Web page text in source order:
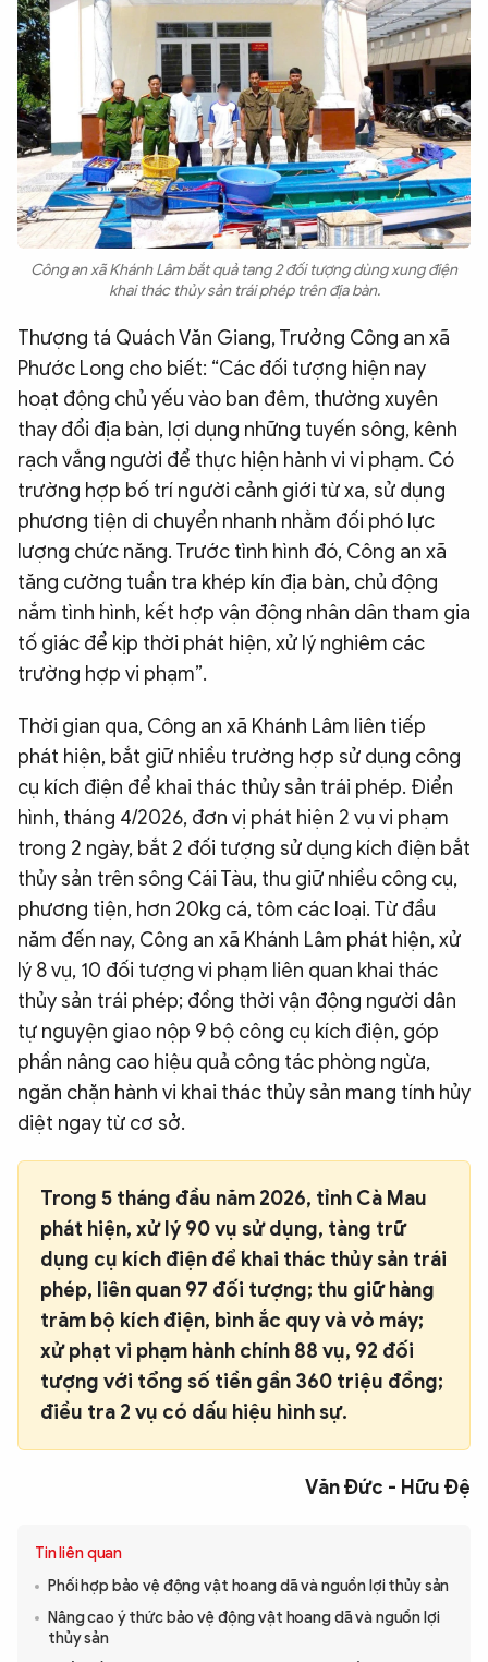
Công an xã Khánh Lâm bắt quả tang 2 đối tượng dùng xung điện
khai thác thủy sản trái phép trên địa bàn.
Thượng tá Quách Văn Giang, Trưởng Công an xã
Phước Long cho biết: “Các đối tượng hiện nay
hoạt động chủ yếu vào ban đêm, thường xuyên
thay đổi địa bàn, lợi dụng những tuyến sông, kênh
rạch vắng người để thực hiện hành vi vi phạm. Có
trường hợp bố trí người cảnh giới từ xa, sử dụng
phương tiện di chuyển nhanh nhằm đối phó lực
lượng chức năng. Trước tình hình đó, Công an xã
tăng cường tuần tra khép kín địa bàn, chủ động
nắm tình hình, kết hợp vận động nhân dân tham gia
tố giác để kịp thời phát hiện, xử lý nghiêm các
trường hợp vi phạm”.
Thời gian qua, Công an xã Khánh Lâm liên tiếp
phát hiện, bắt giữ nhiều trường hợp sử dụng công
cụ kích điện để khai thác thủy sản trái phép. Điển
hình, tháng 4/2026, đơn vị phát hiện 2 vụ vi phạm
trong 2 ngày, bắt 2 đối tượng sử dụng kích điện bắt
thủy sản trên sông Cái Tàu, thu giữ nhiều công cụ,
phương tiện, hơn 20kg cá, tôm các loại. Từ đầu
năm đến nay, Công an xã Khánh Lâm phát hiện, xử
lý 8 vụ, 10 đối tượng vi phạm liên quan khai thác
thủy sản trái phép; đồng thời vận động người dân
tự nguyện giao nộp 9 bộ công cụ kích điện, góp
phần nâng cao hiệu quả công tác phòng ngừa,
ngăn chặn hành vi khai thác thủy sản mang tính hủy
diệt ngay từ cơ sở.
Trong 5 tháng đầu năm 2026, tỉnh Cà Mau
phát hiện, xử lý 90 vụ sử dụng, tàng trữ
dụng cụ kích điện để khai thác thủy sản trái
phép, liên quan 97 đối tượng; thu giữ hàng
trăm bộ kích điện, bình ắc quy và vỏ máy;
xử phạt vi phạm hành chính 88 vụ, 92 đối
tượng với tổng số tiền gần 360 triệu đồng;
điều tra 2 vụ có dấu hiệu hình sự.
Văn Đức - Hữu Đệ
Tin liên quan
Phối hợp bảo vệ động vật hoang dã và nguồn lợi thủy sản
Nâng cao ý thức bảo vệ động vật hoang dã và nguồn lợi
thủy sản